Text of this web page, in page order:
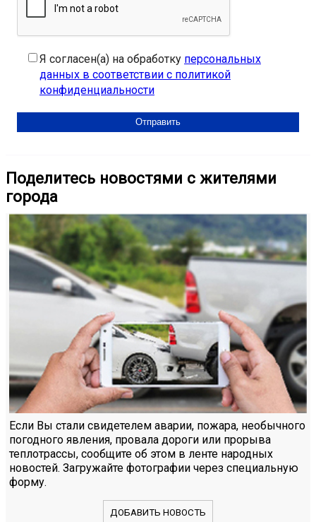
Я согласен(а) на обработку персональных
данных в соответствии с политикой
конфиденциальности
Поделитесь новостями с жителями
города
Если Вы стали свидетелем аварии, пожара, необычного
погодного явления, провала дороги или прорыва
теплотрассы, сообщите об этом в ленте народных
новостей. Загружайте фотографии через специальную
форму.
ДОБАВИТЬ НОВОСТЬ